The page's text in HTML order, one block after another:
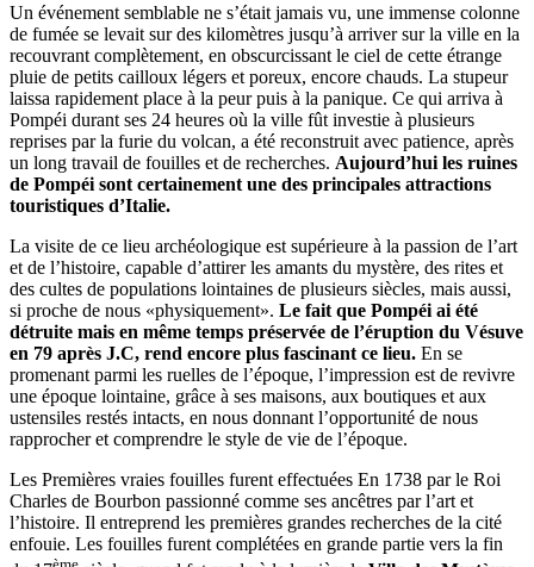
Un événement semblable ne s’était jamais vu, une immense colonne
de fumée se levait sur des kilomètres jusqu’à arriver sur la ville en la
recouvrant complètement, en obscurcissant le ciel de cette étrange
pluie de petits cailloux légers et poreux, encore chauds. La stupeur
laissa rapidement place à la peur puis à la panique. Ce qui arriva à
Pompéi durant ses 24 heures où la ville fût investie à plusieurs
reprises par la furie du volcan, a été reconstruit avec patience, après
un long travail de fouilles et de recherches. Aujourd’hui les ruines
de Pompéi sont certainement une des principales attractions
touristiques d’Italie.
La visite de ce lieu archéologique est supérieure à la passion de l’art
et de l’histoire, capable d’attirer les amants du mystère, des rites et
des cultes de populations lointaines de plusieurs siècles, mais aussi,
si proche de nous «physiquement». Le fait que Pompéi ai été
détruite mais en même temps préservée de l’éruption du Vésuve
en 79 après J.C, rend encore plus fascinant ce lieu. En se
promenant parmi les ruelles de l’époque, l’impression est de revivre
une époque lointaine, grâce à ses maisons, aux boutiques et aux
ustensiles restés intacts, en nous donnant l’opportunité de nous
rapprocher et comprendre le style de vie de l’époque.
Les Premières vraies fouilles furent effectuées En 1738 par le Roi
Charles de Bourbon passionné comme ses ancêtres par l’art et
l’histoire. Il entreprend les premières grandes recherches de la cité
enfouie. Les fouilles furent complétées en grande partie vers la fin